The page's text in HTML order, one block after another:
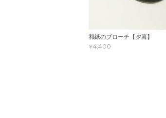
和紙のブローチ【夕暮】
¥4,400